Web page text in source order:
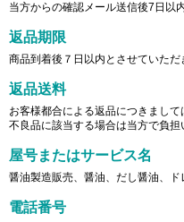
当方からの確認メール送信後7日以
返品期限
商品到着後７日以内とさせていただ
返品送料
お客様都合による返品につきまして
不良品に該当する場合は当方で負担
屋号またはサービス名
醤油製造販売、醤油、だし醤油、
電話番号